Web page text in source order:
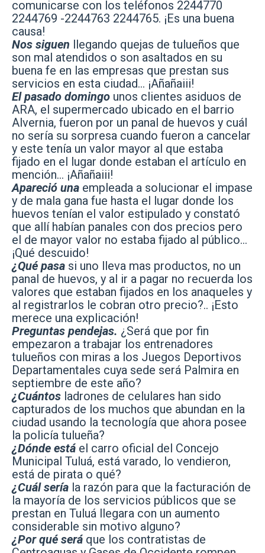
comunicarse con los teléfonos 2244770
2244769 -2244763 2244765. ¡Es una buena
causa!
Nos siguen llegando quejas de tulueños que
son mal atendidos o son asaltados en su
buena fe en las empresas que prestan sus
servicios en esta ciudad… ¡Añañaiii!
El pasado domingo unos clientes asiduos de
ARA, el supermercado ubicado en el barrio
Alvernia, fueron por un panal de huevos y cuál
no sería su sorpresa cuando fueron a cancelar
y este tenía un valor mayor al que estaba
fijado en el lugar donde estaban el artículo en
mención… ¡Añañaiii!
Apareció una empleada a solucionar el impase
y de mala gana fue hasta el lugar donde los
huevos tenían el valor estipulado y constató
que allí habían panales con dos precios pero
el de mayor valor no estaba fijado al público…
¡Qué descuido!
¿Qué pasa si uno lleva mas productos, no un
panal de huevos, y al ir a pagar no recuerda los
valores que estaban fijados en los anaqueles y
al registrarlos le cobran otro precio?.. ¡Esto
merece una explicación!
Preguntas pendejas. ¿Será que por fin
empezaron a trabajar los entrenadores
tulueños con miras a los Juegos Deportivos
Departamentales cuya sede será Palmira en
septiembre de este año?
¿Cuántos ladrones de celulares han sido
capturados de los muchos que abundan en la
ciudad usando la tecnología que ahora posee
la policía tulueña?
¿Dónde está el carro oficial del Concejo
Municipal Tuluá, está varado, lo vendieron,
está de pirata o qué?
¿Cuál sería la razón para que la facturación de
la mayoría de los servicios públicos que se
prestan en Tuluá llegara con un aumento
considerable sin motivo alguno?
¿Por qué será que los contratistas de